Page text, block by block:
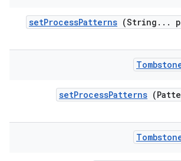
setProcessPatterns (String . . .
setProcessPatterns